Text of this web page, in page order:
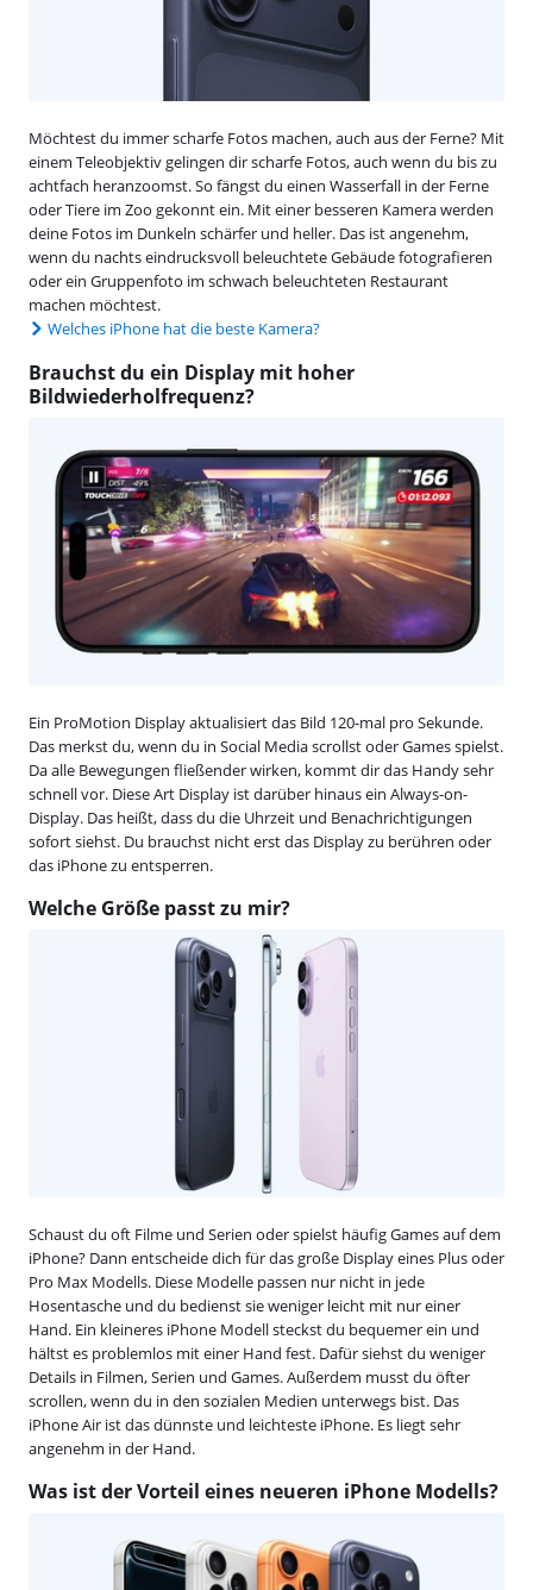
Möchtest du immer scharfe Fotos machen, auch aus der Ferne? Mit
einem Teleobjektiv gelingen dir scharfe Fotos, auch wenn du bis zu
achtfach heranzoomst. So fängst du einen Wasserfall in der Ferne
oder Tiere im Zoo gekonnt ein. Mit einer besseren Kamera werden
deine Fotos im Dunkeln schärfer und heller. Das ist angenehm,
wenn du nachts eindrucksvoll beleuchtete Gebäude fotografieren
oder ein Gruppenfoto im schwach beleuchteten Restaurant
machen möchtest.
Welches iPhone hat die beste Kamera?
Brauchst du ein Display mit hoher
Bildwiederholfrequenz?
Ein ProMotion Display aktualisiert das Bild 120-mal pro Sekunde.
Das merkst du, wenn du in Social Media scrollst oder Games spielst.
Da alle Bewegungen fließender wirken, kommt dir das Handy sehr
schnell vor. Diese Art Display ist darüber hinaus ein Always-on-
Display. Das heißt, dass du die Uhrzeit und Benachrichtigungen
sofort siehst. Du brauchst nicht erst das Display zu berühren oder
das iPhone zu entsperren.
Welche Größe passt zu mir?
Schaust du oft Filme und Serien oder spielst häufig Games auf dem
iPhone? Dann entscheide dich für das große Display eines Plus oder
Pro Max Modells. Diese Modelle passen nur nicht in jede
Hosentasche und du bedienst sie weniger leicht mit nur einer
Hand. Ein kleineres iPhone Modell steckst du bequemer ein und
hältst es problemlos mit einer Hand fest. Dafür siehst du weniger
Details in Filmen, Serien und Games. Außerdem musst du öfter
scrollen, wenn du in den sozialen Medien unterwegs bist. Das
iPhone Air ist das dünnste und leichteste iPhone. Es liegt sehr
angenehm in der Hand.
Was ist der Vorteil eines neueren iPhone Modells?